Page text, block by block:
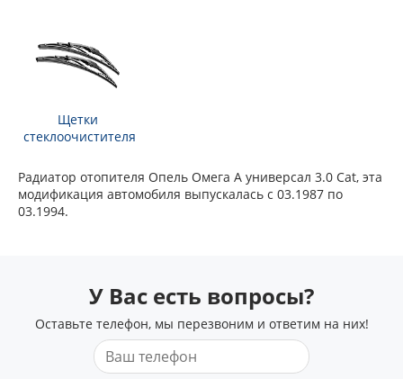
Щетки
стеклоочистителя
Радиатор отопителя Опель Омега А универсал 3.0 Cat, эта
модификация автомобиля выпускалась с 03.1987 по
03.1994.
У Вас есть вопросы?
Оставьте телефон, мы перезвоним и ответим на них!